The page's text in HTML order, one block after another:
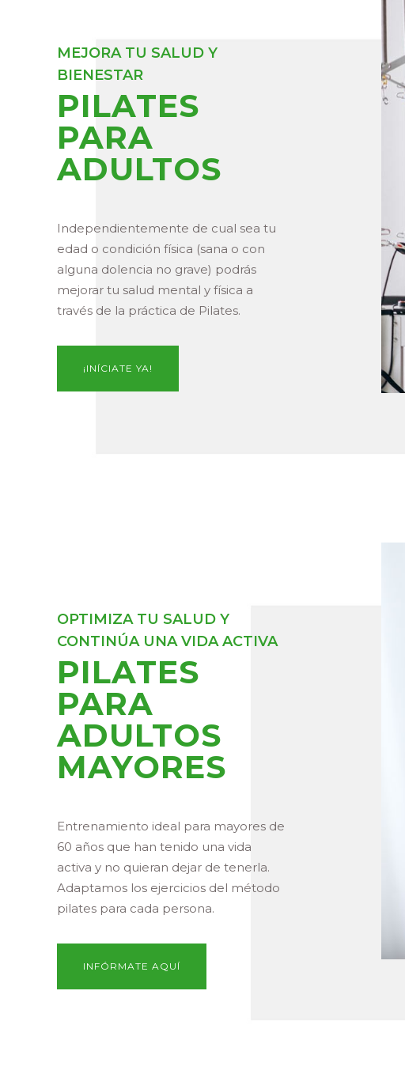
MEJORA TU SALUD Y
BIENESTAR
PILATES
PARA
ADULTOS
Independientemente de cual sea tu
edad o condición física (sana o con
alguna dolencia no grave) podrás
mejorar tu salud mental y física a
través de la práctica de Pilates.
¡INÍCIATE YA!
OPTIMIZA TU SALUD Y
CONTINÚA UNA VIDA ACTIVA
PILATES
PARA
ADULTOS
MAYORES
Entrenamiento ideal para mayores de
60 años que han tenido una vida
activa y no quieran dejar de tenerla.
Adaptamos los ejercicios del método
pilates para cada persona.
INFÓRMATE AQUÍ